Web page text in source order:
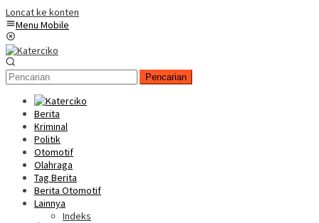
Loncat ke konten
Menu Mobile
Pencarian
Berita
Kriminal
Politik
Otomotif
Olahraga
Tag Berita
Berita Otomotif
Lainnya
Indeks